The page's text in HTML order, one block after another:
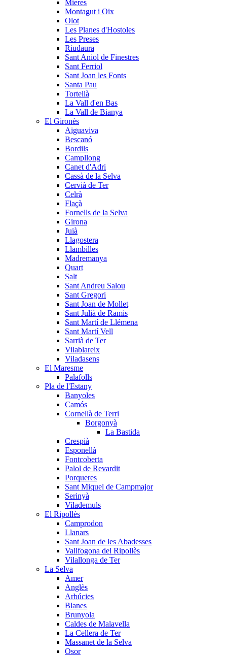
Mieres
Montagut i Oix
Olot
Les Planes d'Hostoles
Les Preses
Riudaura
Sant Aniol de Finestres
Sant Ferriol
Sant Joan les Fonts
Santa Pau
Tortellà
La Vall d'en Bas
La Vall de Bianya
El Gironès
Aiguaviva
Bescanó
Bordils
Campllong
Canet d'Adri
Cassà de la Selva
Cervià de Ter
Celrà
Flaçà
Fornells de la Selva
Girona
Juià
Llagostera
Llambilles
Madremanya
Quart
Salt
Sant Andreu Salou
Sant Gregori
Sant Joan de Mollet
Sant Julià de Ramis
Sant Martí de Llémena
Sant Martí Vell
Sarrià de Ter
Vilablareix
Viladasens
El Maresme
Palafolls
Pla de l'Estany
Banyoles
Camós
Cornellà de Terri
Borgonyà
La Bastida
Crespià
Esponellà
Fontcoberta
Palol de Revardit
Porqueres
Sant Miquel de Campmajor
Serinyà
Vilademuls
El Ripollès
Camprodon
Llanars
Sant Joan de les Abadesses
Vallfogona del Ripollès
Vilallonga de Ter
La Selva
Amer
Anglès
Arbúcies
Blanes
Brunyola
Caldes de Malavella
La Cellera de Ter
Massanet de la Selva
Osor